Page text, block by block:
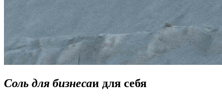
Соль для бизнесаи для себя